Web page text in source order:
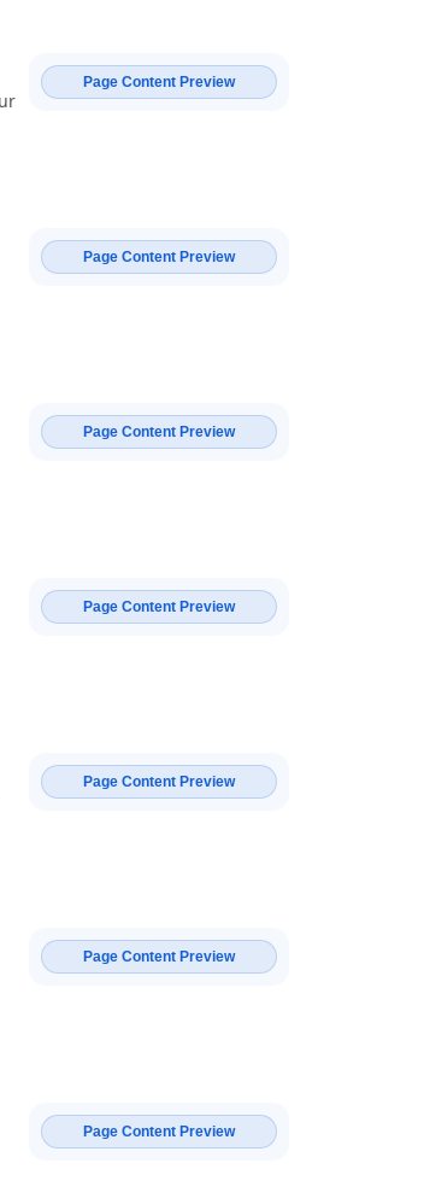
Page Content Preview
Page Content Preview
Page Content Preview
Page Content Preview
Page Content Preview
Page Content Preview
Page Content Preview